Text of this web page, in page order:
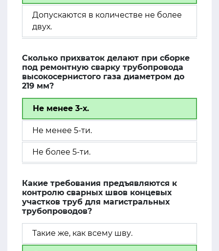
Допускаются в количестве не более
двух.
Сколько прихваток делают при сборке
под ремонтную сварку трубопровода
высокосернистого газа диаметром до
219 мм?
Не менее 3-х.
Не менее 5-ти.
Не более 5-ти.
Какие требования предъявляются к
контролю сварных швов концевых
участков труб для магистральных
трубопроводов?
Такие же, как всему шву.